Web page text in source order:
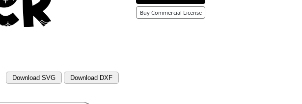
Buy Commercial License
Download SVG Download DXF